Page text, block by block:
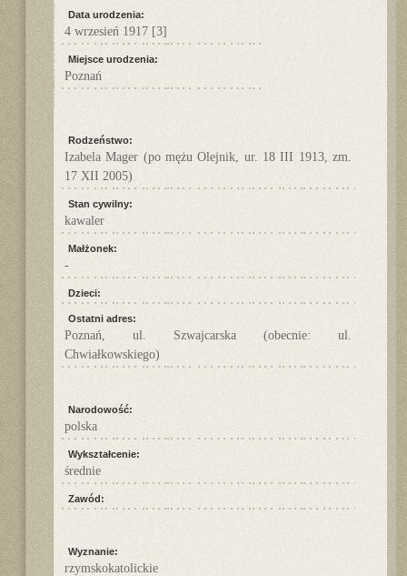
Data urodzenia:
4 wrzesień 1917 [3]
Miejsce urodzenia:
Poznań
Rodzeństwo:
Izabela Mager (po mężu Olejnik, ur. 18 III 1913, zm.
17 XII 2005)
Stan cywilny:
kawaler
Małżonek:
-
Dzieci:
Ostatni adres:
Poznań, ul. Szwajcarska (obecnie: ul.
Chwiałkowskiego)
Narodowość:
polska
Wykształcenie:
średnie
Zawód:
Wyznanie:
rzymskokatolickie